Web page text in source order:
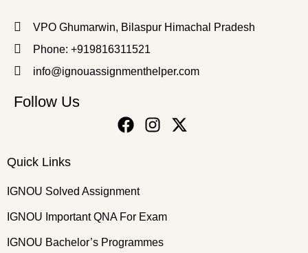
VPO Ghumarwin, Bilaspur Himachal Pradesh
Phone: +919816311521
info@ignouassignmenthelper.com
Follow Us
Quick Links
IGNOU Solved Assignment
IGNOU Important QNA For Exam
IGNOU Bachelor’s Programmes